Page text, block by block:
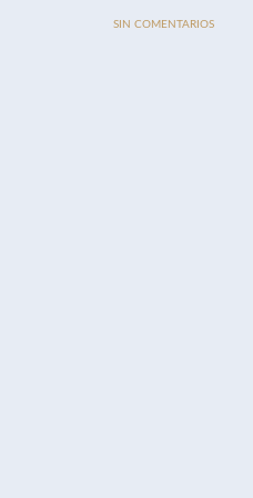
SIN COMENTARIOS